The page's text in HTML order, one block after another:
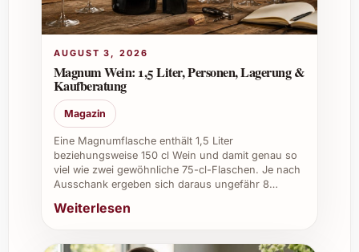
La Conreria Voltons 2020 ist mehr als nur ein
Handwerkskunst, Leidenschaft und
unvergleichlicher Qualität. Gönnen Sie sich
diesen edlen Tropfen und erleben Sie
unvergessliche Genussmomente.
AUGUST 3, 2026
Magnum Wein: 1,5 Liter, Personen, Lagerung &
Kaufberatung
Magazin
Eine Magnumflasche enthält 1,5 Liter
beziehungsweise 150 cl Wein und damit genau so
viel wie zwei gewöhnliche 75-cl-Flaschen. Je nach
Ausschank ergeben sich daraus ungefähr 8…
Weiterlesen